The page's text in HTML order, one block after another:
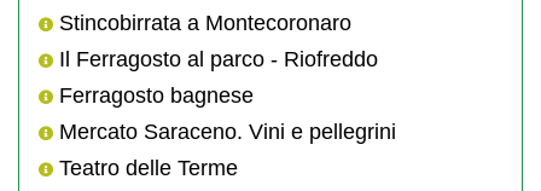
Stincobirrata a Montecoronaro
Il Ferragosto al parco - Riofreddo
Ferragosto bagnese
Mercato Saraceno. Vini e pellegrini
Teatro delle Terme